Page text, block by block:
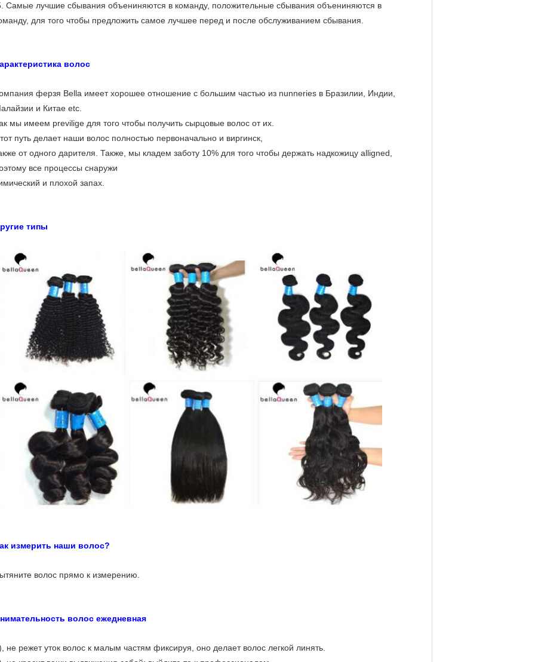
Самые лучшие сбывания объениняются в команду, положительные сбывания объениняются в
для того чтобы предложить самое лучшее перед и после обслуживанием сбывания.
волос
ферзя Bella имеет хорошее отношение с большим частью из nunneries в Бразилии, Индии,
и Китае etc.
мы имеем previlige для того чтобы получить сырцовые волос от их.
путь делает наши волос полностью первоначально и виргинск,
от одного дарителя. Также, мы кладем заботу 10% для того чтобы держать надкожицу alligned,
все процессы снаружи
и плохой запах.
типы
измерить наши волос?
волос прямо к измерению.
волос ежедневная
не режет уток волос к малым частям фиксируя, оно делает волос легкой линять.